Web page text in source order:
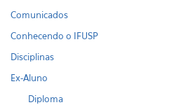
Comunicados
Conhecendo o IFUSP
Disciplinas
Ex-Aluno
Diploma